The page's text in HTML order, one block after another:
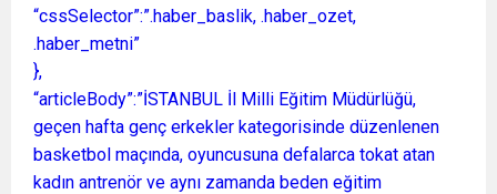
“cssSelector”:”.haber_baslik, .haber_ozet,
.haber_metni”
},
“articleBody”:”İSTANBUL İl Milli Eğitim Müdürlüğü,
geçen hafta genç erkekler kategorisinde düzenlenen
basketbol maçında, oyuncusuna defalarca tokat atan
kadın antrenör ve aynı zamanda beden eğitim